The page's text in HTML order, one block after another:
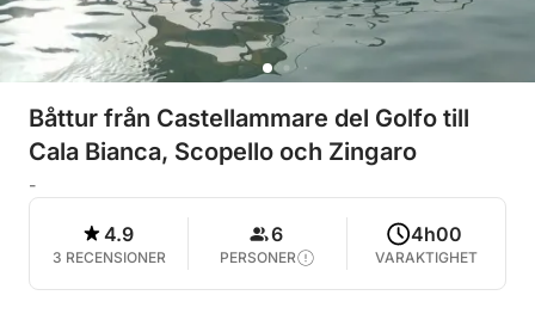
Båttur från Castellammare del Golfo till
Cala Bianca, Scopello och Zingaro
-
4.9
3 RECENSIONER
6
PERSONER
4h00
VARAKTIGHET